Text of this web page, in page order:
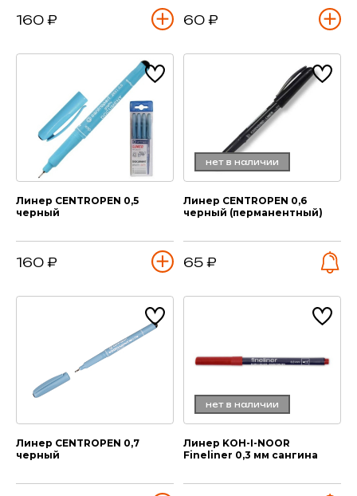
160 ₽ 60 ₽
Линер CENTROPEN 0,5
черный
160 ₽
нет в наличии
Линер CENTROPEN 0,6
черный (перманентный)
65 ₽
Линер CENTROPEN 0,7
черный
нет в наличии
Линер KOH-I-NOOR
Fineliner 0,3 мм сангина